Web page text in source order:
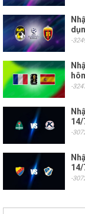
-
-
14/
-
14/
-